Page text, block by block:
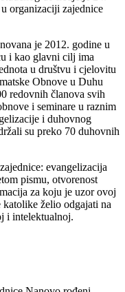
organizaciji zajednice
je 2012. godine u
i kao glavni cilj ima
u društvu i cjelovitu
Obnove u Duhu
redovnih članova svih
i seminare u raznim
i duhovnog
su preko 70 duhovnih
evangelizacija
pismu, otvorenost
za koju je uzor ovoj
želio odgajati na
i intelektualnoj.